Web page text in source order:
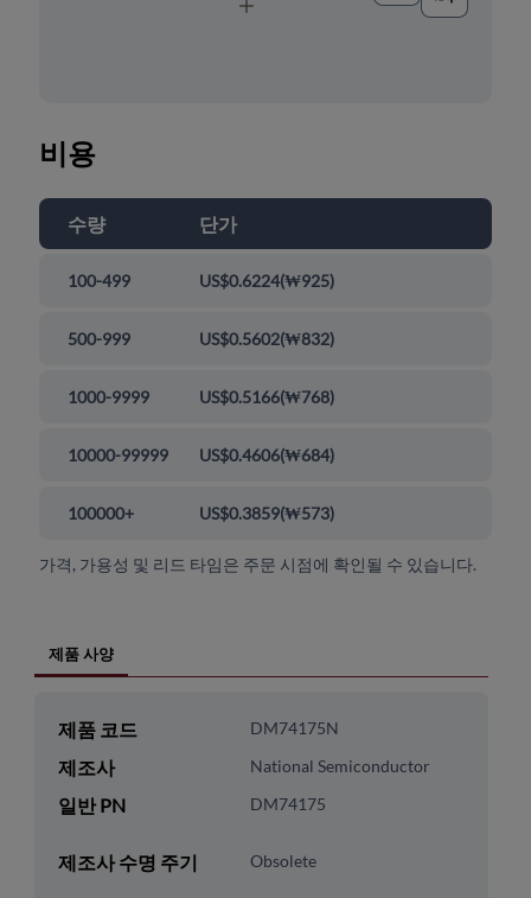
비용
수량 단가
100-499 US$0.6224(₩925)
500-999 US$0.5602(₩832)
1000-9999 US$0.5166(₩768)
10000-99999 US$0.4606(₩684)
100000+ US$0.3859(₩573)
가격, 가용성 및 리드 타임은 주문 시점에 확인될 수 있습니다.
제품 사양
제품 코드 DM74175N
제조사 National Semiconductor
일반 PN DM74175
제조사 수명 주기 Obsolete